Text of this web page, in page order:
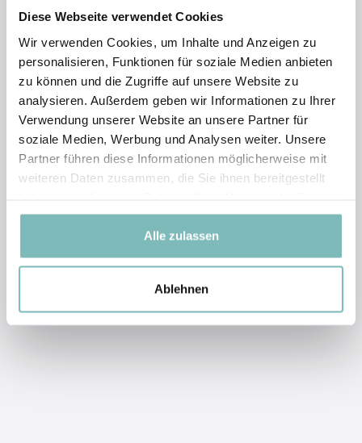
Diese Webseite verwendet Cookies
Wir verwenden Cookies, um Inhalte und Anzeigen zu
personalisieren, Funktionen für soziale Medien anbieten
zu können und die Zugriffe auf unsere Website zu
analysieren. Außerdem geben wir Informationen zu Ihrer
Verwendung unserer Website an unsere Partner für
soziale Medien, Werbung und Analysen weiter. Unsere
Partner führen diese Informationen möglicherweise mit
weiteren Daten zusammen, die Sie ihnen bereitgestellt
gesammelt haben.
Alle zulassen
Ablehnen
anwenden.
Gerne nehme ich mir Zeit für Sie!
Jetzt kostenlosen
Kennenlerntermin anfragen